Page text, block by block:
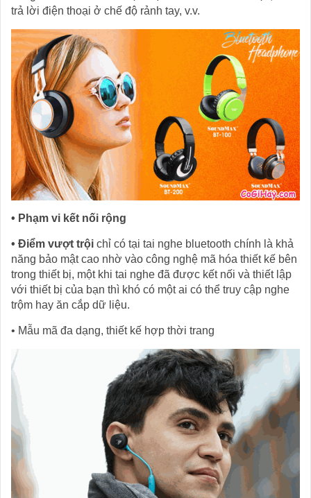
trả lời điện thoại ở chế độ rảnh tay, v.v.
• Phạm vi kết nối rộng
• Điểm vượt trội chỉ có tại tai nghe bluetooth chính là khả
năng bảo mật cao nhờ vào công nghệ mã hóa thiết kế bên
trong thiết bị, một khi tai nghe đã được kết nối và thiết lập
với thiết bị của bạn thì khó có một ai có thể truy cập nghe
trộm hay ăn cắp dữ liệu.
• Mẫu mã đa dạng, thiết kế hợp thời trang